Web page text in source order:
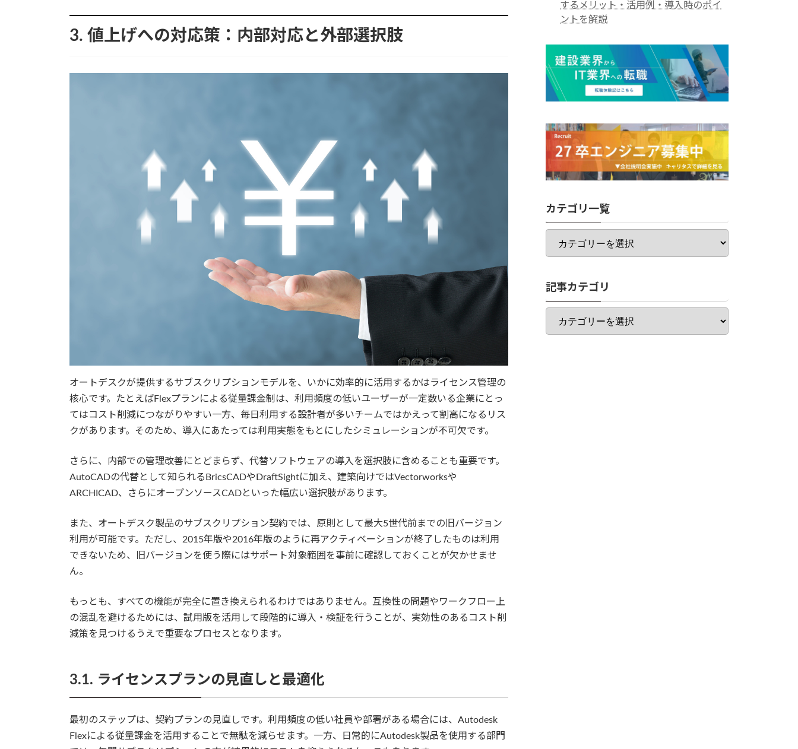
3. 値上げへの対応策：内部対応と外部選択肢
オートデスクが提供するサブスクリプションモデルを、いかに効率的に活用するかはライセンス管理の
核心です。たとえばFlexプランによる従量課金制は、利用頻度の低いユーザーが一定数いる企業にとっ
てはコスト削減につながりやすい一方、毎日利用する設計者が多いチームではかえって割高になるリス
クがあります。そのため、導入にあたっては利用実態をもとにしたシミュレーションが不可欠です。
さらに、内部での管理改善にとどまらず、代替ソフトウェアの導入を選択肢に含めることも重要です。
AutoCADの代替として知られるBricsCADやDraftSightに加え、建築向けではVectorworksや
ARCHICAD、さらにオープンソースCADといった幅広い選択肢があります。
また、オートデスク製品のサブスクリプション契約では、原則として最大5世代前までの旧バージョン
利用が可能です。ただし、2015年版や2016年版のように再アクティベーションが終了したものは利用
できないため、旧バージョンを使う際にはサポート対象範囲を事前に確認しておくことが欠かせませ
ん。
もっとも、すべての機能が完全に置き換えられるわけではありません。互換性の問題やワークフロー上
の混乱を避けるためには、試用版を活用して段階的に導入・検証を行うことが、実効性のあるコスト削
減策を見つけるうえで重要なプロセスとなります。
3.1. ライセンスプランの見直しと最適化
最初のステップは、契約プランの見直しです。利用頻度の低い社員や部署がある場合には、Autodesk
Flexによる従量課金を活用することで無駄を減らせます。一方、日常的にAutodesk製品を使用する部門
するメリット・活用例・導入時のポイ
ントを解説
カテゴリ一覧
カ
ゴ
一
覧
記事カテゴリ
記
カ